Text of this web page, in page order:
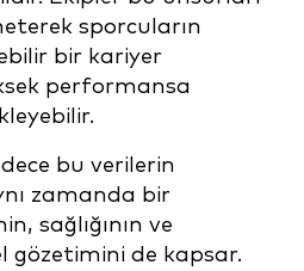
sporcuların
bir kariyer
performansa
bu verilerin
zamanda bir
sağlığının ve
gözetimini de kapsar.